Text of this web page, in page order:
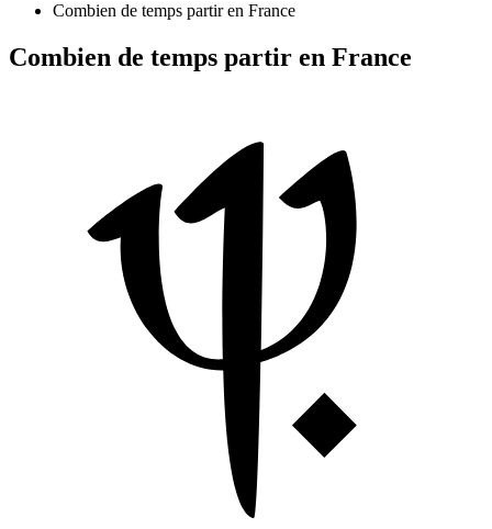
Combien de temps partir en France
Combien de temps partir en France